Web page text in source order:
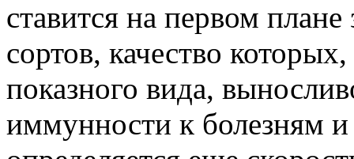
ставится на первом
сортов, качество
показного вида,
иммунности к болезням и